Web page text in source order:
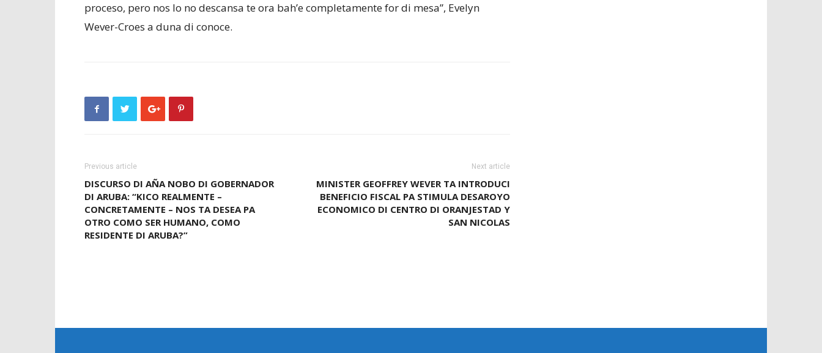
proceso, pero nos lo no descansa te ora bah’e completamente for di mesa”, Evelyn
Wever-Croes a duna di conoce.
Previous article
DISCURSO DI AÑA NOBO DI GOBERNADOR
DI ARUBA: “KICO REALMENTE –
CONCRETAMENTE – NOS TA DESEA PA
OTRO COMO SER HUMANO, COMO
RESIDENTE DI ARUBA?”
Next article
MINISTER GEOFFREY WEVER TA INTRODUCI
BENEFICIO FISCAL PA STIMULA DESAROYO
ECONOMICO DI CENTRO DI ORANJESTAD Y
SAN NICOLAS